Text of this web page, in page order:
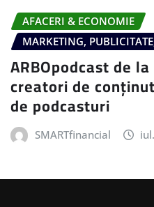
AFACERI & ECONOMIE
MARKETING,
ARBOpodcast de
creatori de
de podcasturi
SMARTfinancial